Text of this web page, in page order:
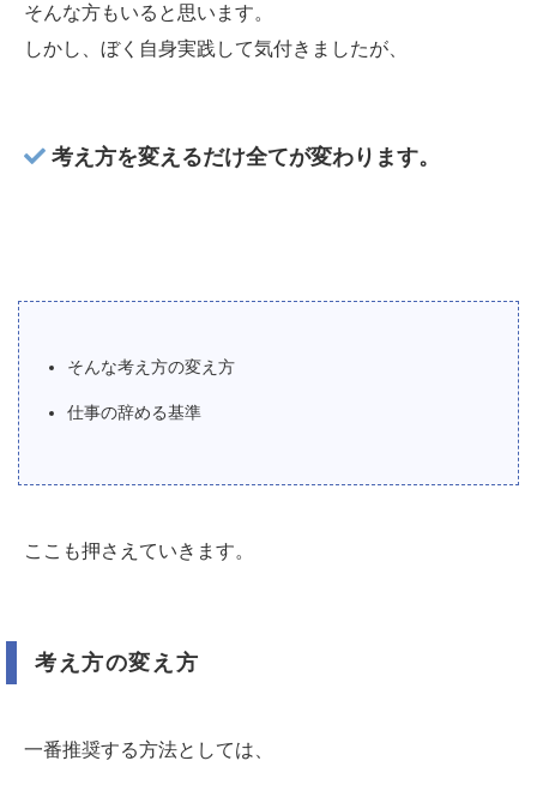
そんな方もいると思います。
しかし、ぼく自身実践して気付きましたが、
考え方を変えるだけ全てが変わります。
そんな考え方の変え方
仕事の辞める基準
ここも押さえていきます。
考え方の変え方
一番推奨する方法としては、